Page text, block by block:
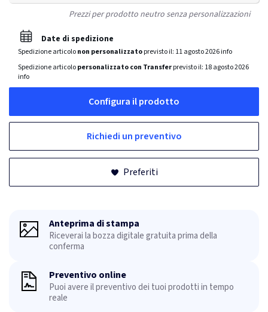
Prezzi per prodotto neutro senza personalizzazioni
Date di spedizione
Spedizione articolonon personalizzatoprevisto il: 11 agosto 2026info
Spedizione articolopersonalizzato con Transferprevisto il: 18 agosto 2026
info
Configura il prodotto
Richiedi un preventivo
Preferiti
Anteprima di stampa
Riceverai la bozza digitale gratuita prima della
conferma
Preventivo online
Puoi avere il preventivo dei tuoi prodotti in tempo
reale